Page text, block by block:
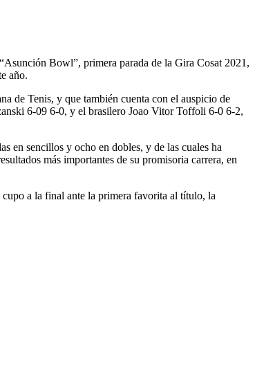
Bowl”, primera parada de la Gira Cosat 2021,
año.
de Tenis, y que también cuenta con el auspicio de
6-09 6-0, y el brasilero Joao Vitor Toffoli 6-0 6-2,
en sencillos y ocho en dobles, y de las cuales ha
más importantes de su promisoria carrera, en
a la final ante la primera favorita al título, la